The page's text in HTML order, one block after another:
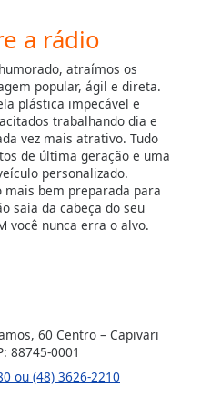
a rádio
atraímos os
popular, ágil e direta.
plástica impecável e
trabalhando dia e
vez mais atrativo. Tudo
de última geração e uma
personalizado.
mais bem preparada para
saia da cabeça do seu
você nunca erra o alvo.
60 Centro – Capivari
88745-0001
ou (48) 3626-2210